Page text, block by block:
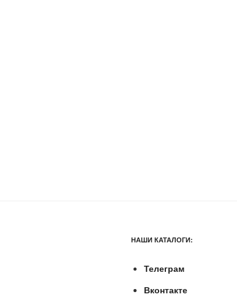
НАШИ КАТАЛОГИ:
Телеграм
Вконтакте